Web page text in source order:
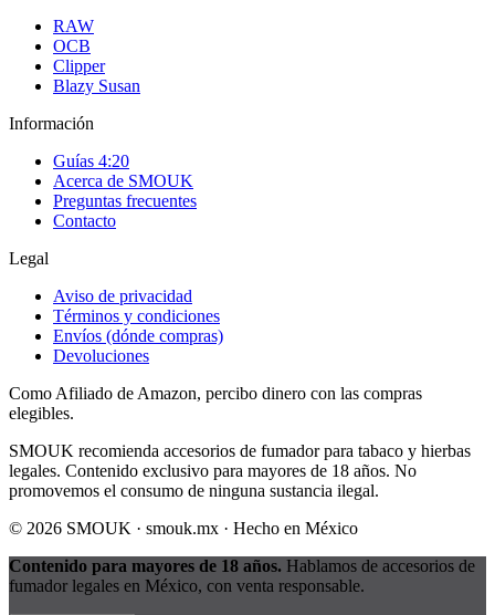
RAW
OCB
Clipper
Blazy Susan
Información
Guías 4:20
Acerca de SMOUK
Preguntas frecuentes
Contacto
Legal
Aviso de privacidad
Términos y condiciones
Envíos (dónde compras)
Devoluciones
Como Afiliado de Amazon, percibo dinero con las compras
elegibles.
SMOUK recomienda accesorios de fumador para tabaco y hierbas
legales. Contenido exclusivo para mayores de 18 años. No
promovemos el consumo de ninguna sustancia ilegal.
© 2026 SMOUK · smouk.mx · Hecho en México
Contenido para mayores de 18 años. Hablamos de accesorios de
fumador legales en México, con venta responsable.